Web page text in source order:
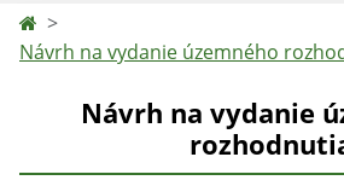
Návrh na vydanie územného
Návrh na vydanie